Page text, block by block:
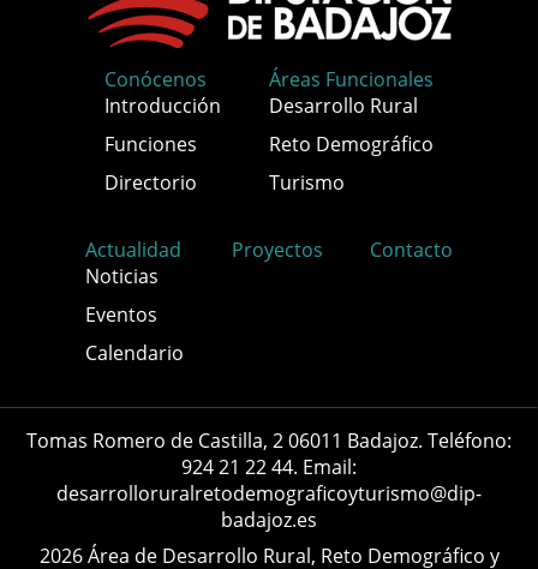
Conócenos
Introducción
Funciones
Directorio
Áreas Funcionales
Desarrollo Rural
Reto Demográfico
Turismo
Actualidad
Noticias
Eventos
Calendario
Proyectos Contacto
Tomas Romero de Castilla, 2 06011 Badajoz. Teléfono:
924 21 22 44. Email:
desarrolloruralretodemograficoyturismo@dip-
badajoz.es
2026 Área de Desarrollo Rural, Reto Demográfico y